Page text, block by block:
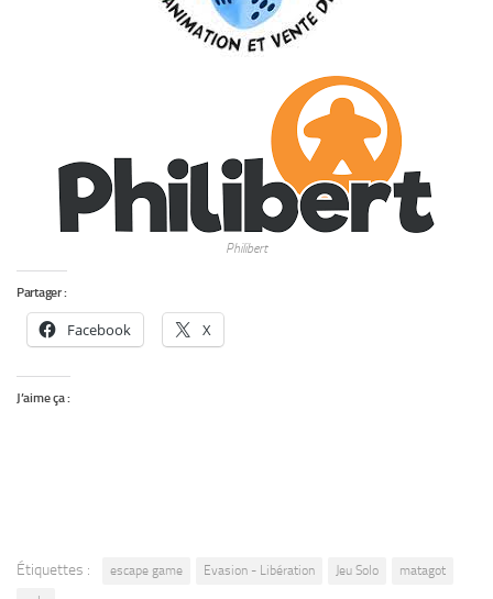
Philibert
Partager :
Facebook X
J’aime ça :
Étiquettes : escape game Evasion - Libération Jeu Solo
matagot